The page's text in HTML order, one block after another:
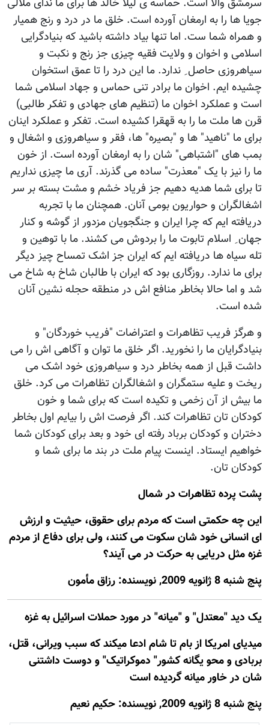
سرمشق والا است. حماسه ی لیلا خالد ها برای ما ندای ملالی
جویا ها را به ارمغان آورده است. خلق ما در درد و رنج همیار
و همراه شما ست. اما تنها بیاد داشته باشید که بنیادگرایی
اسلامی و اخوان و ولایت فقیه چیزی جز رنج و نکبت و
سیاهروزی حاصل ِ ندارد. ما این درد را تا عمق استخوان
چشیده ایم. اخوان ما برادر تنی حماس و جهاد اسلامی شما
است و عملکرد اخوان ما (تنظیم های جهادی و تفکر طالبی)
قرن ها ملت ما را به قهقرا کشیده است. تفکر و عملکرد اینان
برای ما "ناهید" ها و "بصیره" ها، فقر و سیاهروزی و اشغال و
بمب های "اشتباهی" شان را به ارمغان آورده است. از خون
ما را نیز با یک "معذرت" ساده می گذرند. آری ما چیزی نداریم
تا برای شما هدیه دهیم جز فریاد خشم و مشت بسته بر سر
اشغالگران و حواریون بومی آنان. همچنان ما با تجربه
دریافته ایم که چرا ایران و جنگجویان مزدور از گوشه و کنار
جهان ِ اسلام تابوت ما را بردوش می کشند. ما با توهین و
تله سیاه ها دریافته ایم که ایران جز اشک تمساح چیز دیگر
برای ما ندارد. روزگاری بود که ایران با طالبان شاخ به شاخ می
شد و اما حالا بخاطر منافع اش در منطقه حجله نشین آنان
شده است.
و هرگز فریب تظاهرات و اعتراضات "فریب خوردگان" و
بنیادگرایان ما را نخورید. اگر خلق ما توان و آگاهی اش را می
داشت قبل از همه بخاطر درد و سیاهروزی خود اشک می
ریخت و علیه ستمگران و اشغالگران تظاهرات می کرد. خلق
ما بیش از آن زخمی و تکیده است که برای شما و خون
کودکان تان تظاهرات کند. اگر فرصت اش را بیایم اول بخاطر
دختران و کودکان برباد رفته ای خود و بعد برای کودکان شما
خواهیم ایستاد. اینست پیام ملت در بند ما برای شما و
کودکان تان.
پشت پرده تظاهرات در شمال
این چه حکمتی است که مردم برای حقوق، حیثیت و ارزش
ای انسانی خود شان سکوت می کنند، ولی برای دفاع از مردم
غزه مثل دریایی به حرکت در می آیند؟
پنج شنبه 8 ژانويه 2009, نويسنده: رزاق مأمون
یک دید "معتدل" و "میانه" در مورد حملات اسرائیل به غزه
میدیای امریکا از بام تا شام ادعا میکند که سبب ویرانی، قتل،
بربادی و محو یگانه کشور" دموکراتیک" و دوست داشتنی
شان در خاور میانه گردیده است
پنج شنبه 8 ژانويه 2009, نويسنده: حکيم نعيم